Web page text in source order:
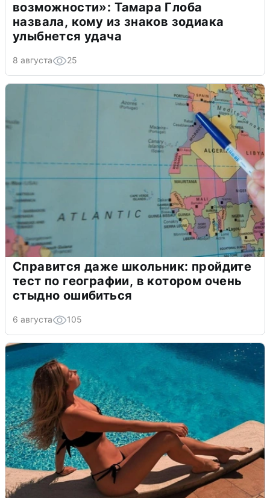
возможности»: Тамара Глоба
назвала, кому из знаков зодиака
улыбнется удача
8 августа 25
Справится даже школьник: пройдите
тест по географии, в котором очень
стыдно ошибиться
6 августа 105